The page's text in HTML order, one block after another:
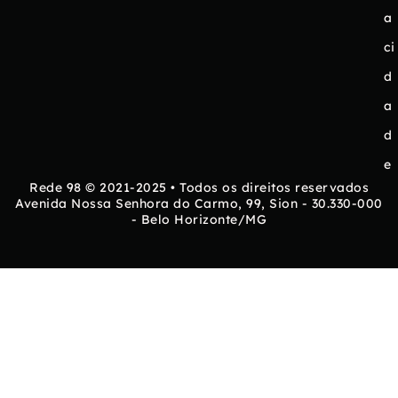
a
ci
d
a
d
e
Rede 98 © 2021-2025 • Todos os direitos reservados
Avenida Nossa Senhora do Carmo, 99, Sion - 30.330-000
- Belo Horizonte/MG